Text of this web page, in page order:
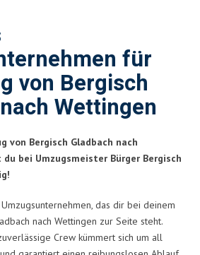
für
von Bergisch
Wettingen
von Bergisch Gladbach nach
bei Umzugsmeister Bürger Bergisch
das dir bei deinem
nach Wettingen zur Seite steht.
Crew kümmert sich um all